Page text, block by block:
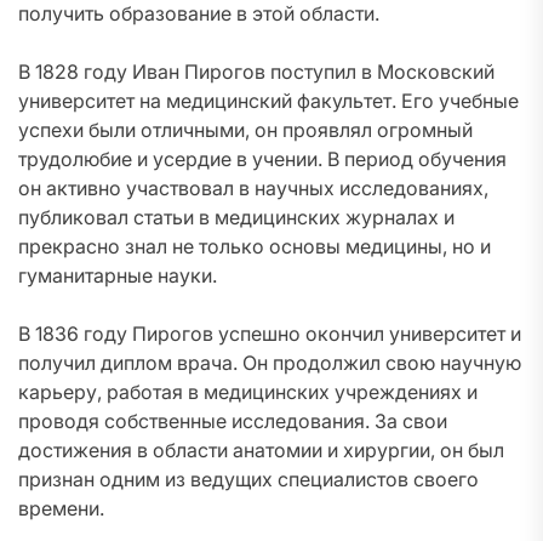
получить образование в этой области.
В 1828 году Иван Пирогов поступил в Московский
университет на медицинский факультет. Его учебные
успехи были отличными, он проявлял огромный
трудолюбие и усердие в учении. В период обучения
он активно участвовал в научных исследованиях,
публиковал статьи в медицинских журналах и
прекрасно знал не только основы медицины, но и
гуманитарные науки.
В 1836 году Пирогов успешно окончил университет и
получил диплом врача. Он продолжил свою научную
карьеру, работая в медицинских учреждениях и
проводя собственные исследования. За свои
достижения в области анатомии и хирургии, он был
признан одним из ведущих специалистов своего
времени.